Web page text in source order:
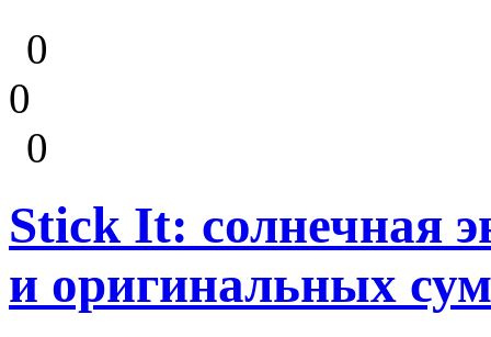
0
0
0
Stick It: солнечная
и оригинальных